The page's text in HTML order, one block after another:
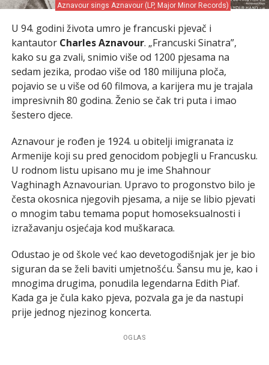
Aznavour sings Aznavour (LP, Major Minor Records)
U 94. godini života umro je francuski pjevač i
kantautor Charles Aznavour. „Francuski Sinatra”,
kako su ga zvali, snimio više od 1200 pjesama na
sedam jezika, prodao više od 180 milijuna ploča,
pojavio se u više od 60 filmova, a karijera mu je trajala
impresivnih 80 godina. Ženio se čak tri puta i imao
šestero djece.
Aznavour je rođen je 1924. u obitelji imigranata iz
Armenije koji su pred genocidom pobjegli u Francusku.
U rodnom listu upisano mu je ime Shahnour
Vaghinagh Aznavourian. Upravo to progonstvo bilo je
česta okosnica njegovih pjesama, a nije se libio pjevati
o mnogim tabu temama poput homoseksualnosti i
izražavanju osjećaja kod muškaraca.
Odustao je od škole već kao devetogodišnjak jer je bio
siguran da se želi baviti umjetnošću. Šansu mu je, kao i
mnogima drugima, ponudila legendarna Edith Piaf.
Kada ga je čula kako pjeva, pozvala ga je da nastupi
prije jednog njezinog koncerta.
OGLAS